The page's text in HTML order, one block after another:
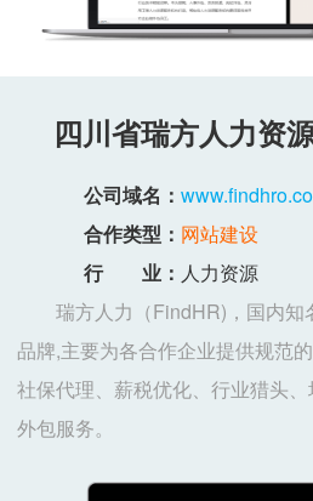
四川省瑞方人力资
公司域名：
合作类型： 网站建设
行 业： 人力资源
瑞方人力（FindHR)，国内知
品牌,主要为各合作企业提供规范
社保代理、薪税优化、行业猎头
外包服务。